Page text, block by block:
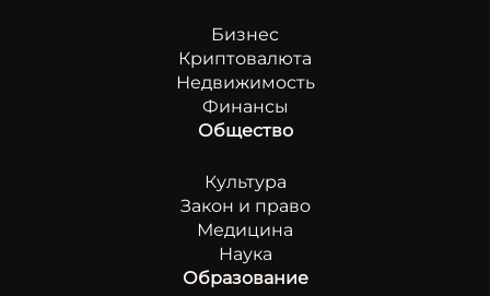
Бизнес
Криптовалюта
Недвижимость
Финансы
Общество
Культура
Закон и право
Медицина
Наука
Образование